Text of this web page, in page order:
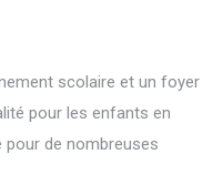
scolaire et un foyer
pour les enfants en
pour de nombreuses